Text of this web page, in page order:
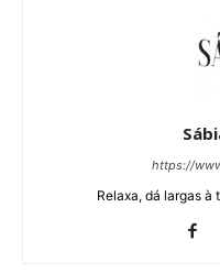
https://
Relaxa, dá largas